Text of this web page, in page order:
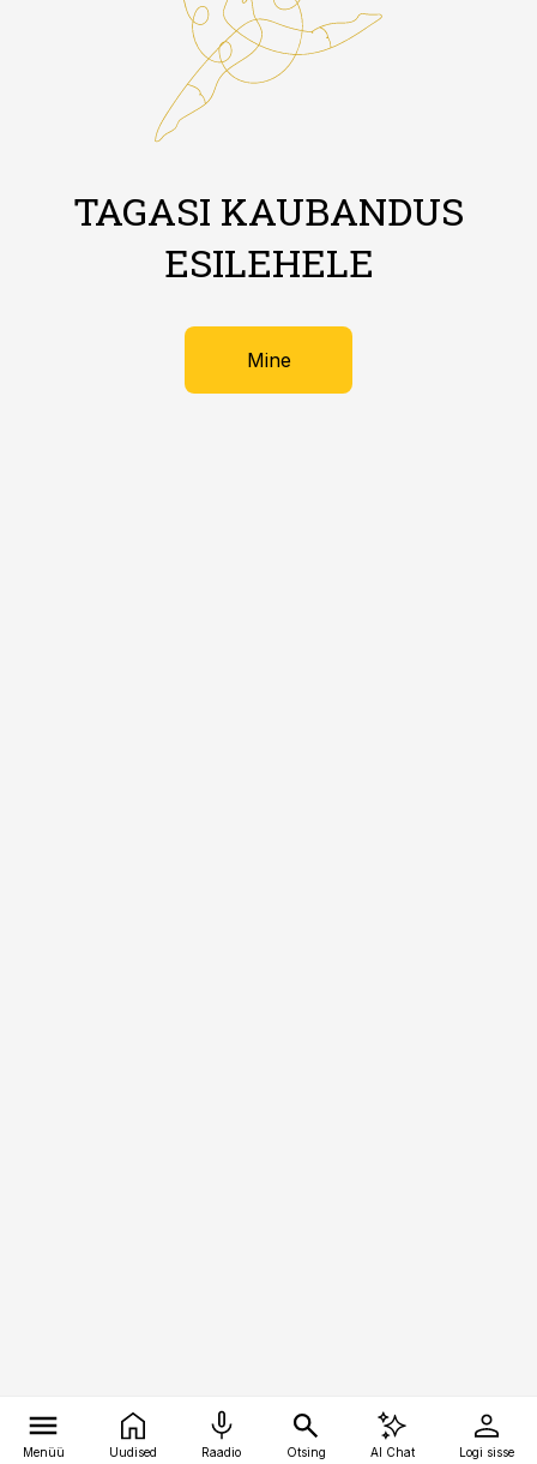
TAGASI KAUBANDUS
ESILEHELE
Mine
Menüü Uudised Raadio Otsing AI Chat Logi sisse